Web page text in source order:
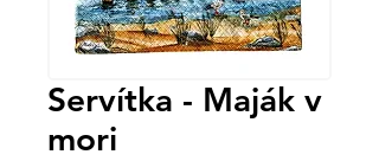
Servítka - Maják v
mori